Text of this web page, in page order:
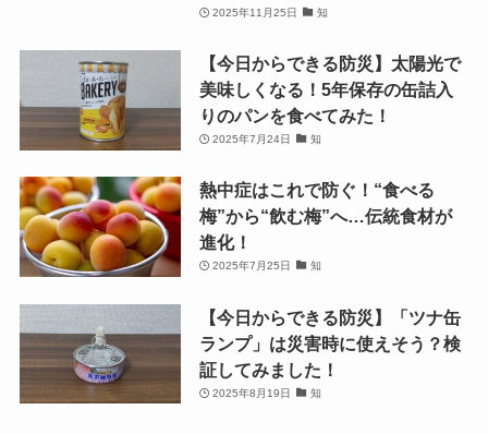
2025年11月25日 知
【今日からできる防災】太陽光で
美味しくなる！5年保存の缶詰入
りのパンを食べてみた！
2025年7月24日 知
熱中症はこれで防ぐ！“食べる
梅”から“飲む梅”へ…伝統食材が
進化！
2025年7月25日 知
【今日からできる防災】「ツナ缶
ランプ」は災害時に使えそう？検
証してみました！
2025年8月19日 知